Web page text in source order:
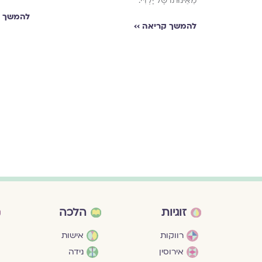
להמשך קריאה ››
להמשך
זוגיות
רווקות
אירוסין
הלכה
אישות
נידה